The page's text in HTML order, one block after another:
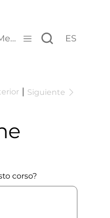
ES
Siguiente
corso?